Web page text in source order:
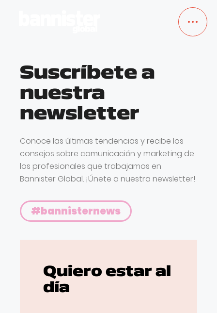
TRABAJOS
SERVICIOS
NOSOTROS
BLOG
EMPLEO
CONTACTO
Suscríbete a
nuestra
newsletter
Conoce las últimas tendencias y recibe los
consejos sobre comunicación y marketing de
los profesionales que trabajamos en
Bannister Global. ¡Únete a nuestra newsletter!
#bannisternews
Quiero estar al
día